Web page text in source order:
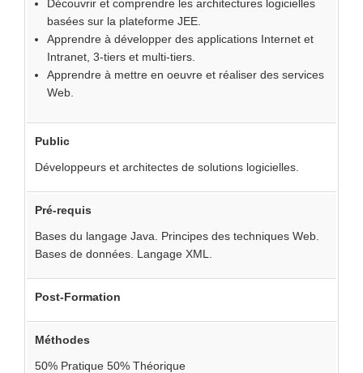
Découvrir et comprendre les architectures logicielles
basées sur la plateforme JEE.
Apprendre à développer des applications Internet et
Intranet, 3-tiers et multi-tiers.
Apprendre à mettre en oeuvre et réaliser des services
Web.
Public
Développeurs et architectes de solutions logicielles.
Pré-requis
Bases du langage Java. Principes des techniques Web.
Bases de données. Langage XML.
Post-Formation
Méthodes
50% Pratique 50% Théorique